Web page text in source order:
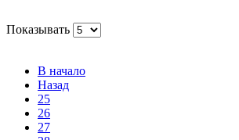
Показывать
В начало
Назад
25
26
27